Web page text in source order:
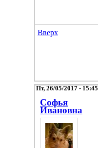
Вверх
Пт, 26/05/2017 - 15:45
Софья
Ивановна